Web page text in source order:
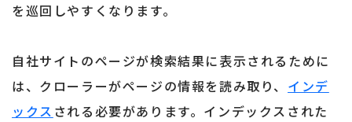
を巡回しやすくなります。
自社サイトのページが検索結果に表示されるために
は、クローラーがページの情報を読み取り、 インデ
ックス される必要があります。インデックスされた